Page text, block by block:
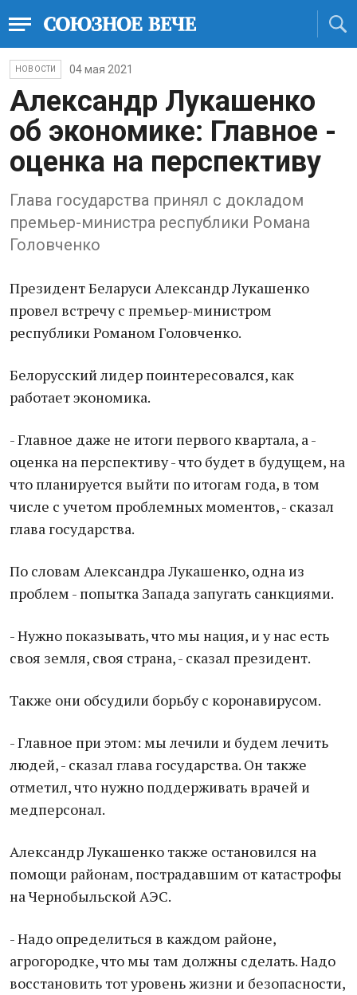
НОВОСТИ 04 мая 2021
Александр Лукашенко
об экономике: Главное -
оценка на перспективу
Глава государства принял с докладом
премьер-министра республики Романа
Головченко
Президент Беларуси Александр Лукашенко
провел встречу с премьер-министром
республики Романом Головченко.
Белорусский лидер поинтересовался, как
работает экономика.
- Главное даже не итоги первого квартала, а -
оценка на перспективу - что будет в будущем, на
что планируется выйти по итогам года, в том
числе с учетом проблемных моментов, - сказал
глава государства.
По словам Александра Лукашенко, одна из
проблем - попытка Запада запугать санкциями.
- Нужно показывать, что мы нация, и у нас есть
своя земля, своя страна, - сказал президент.
Также они обсудили борьбу с коронавирусом.
- Главное при этом: мы лечили и будем лечить
людей, - сказал глава государства. Он также
отметил, что нужно поддерживать врачей и
медперсонал.
Александр Лукашенко также остановился на
помощи районам, пострадавшим от катастрофы
на Чернобыльской АЭС.
- Надо определиться в каждом районе,
агрогородке, что мы там должны сделать. Надо
восстановить тот уровень жизни и безопасности,